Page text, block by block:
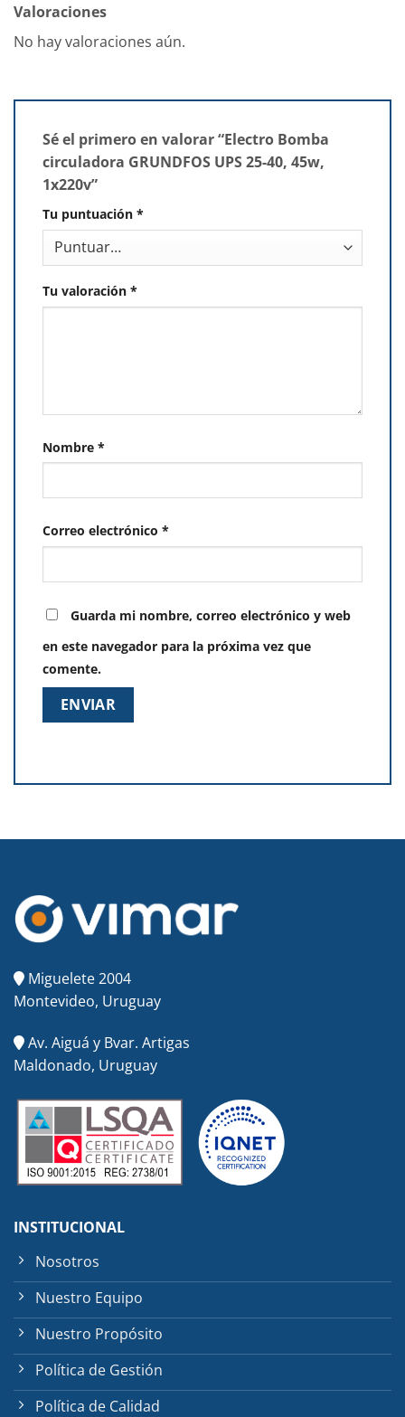
Valoraciones
No hay valoraciones aún.
Sé el primero en valorar “Electro Bomba
circuladora GRUNDFOS UPS 25-40, 45w,
1x220v”
Tu puntuación *
Tu valoración *
Nombre *
Correo electrónico *
Guarda mi nombre, correo electrónico y web
en este navegador para la próxima vez que
comente.
Miguelete 2004
Montevideo, Uruguay
Av. Aiguá y Bvar. Artigas
Maldonado, Uruguay
INSTITUCIONAL
Nosotros
Nuestro Equipo
Nuestro Propósito
Política de Gestión
Política de Calidad